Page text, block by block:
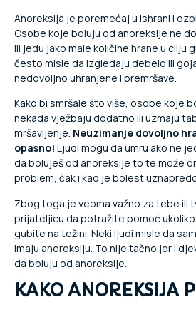
Anoreksija je poremećaj u ishrani i
Osobe koje boluju od anoreksije ne
ili jedu jako male količine hrane u cilju
često misle da izgledaju debelo ili
nedovoljno uhranjene i premršave.
Kako bi smršale što više, osobe koje
nekada vježbaju dodatno ili uzmaju
mršavljenje. Neuzimanje dovoljno
opasno! Ljudi mogu da umru ako ne
da boluješ od anoreksije to te može
problem, čak i kad je bolest
Zbog toga je veoma važno za tebe ili
prijateljicu da potražite pomoć
gubite na težini. Neki ljudi misle da
imaju anoreksiju. To nije tačno jer i
da boluju od anoreksije.
KAKO ANOREKSIJA